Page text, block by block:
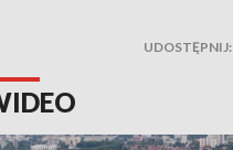
UDOSTĘPNIJ: